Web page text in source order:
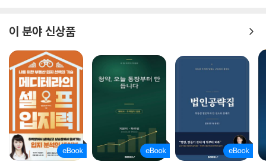
이 분야 신상품